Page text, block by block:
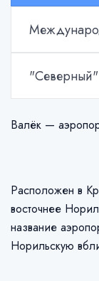
Валёк —
Расположен в
восточнее
название
Норильскую